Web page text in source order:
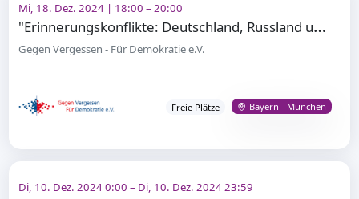
Mi, 18. Dez. 2024 | 18:00 – 20:00
"
Erinnerungskonflikte: Deutschland, Russland und die Staaten Ostmitteleuropas"
Gegen Vergessen - Für Demokratie e.V.
Freie Plätze Bayern - München
Di, 10. Dez. 2024 0:00 – Di, 10. Dez. 2024 23:59